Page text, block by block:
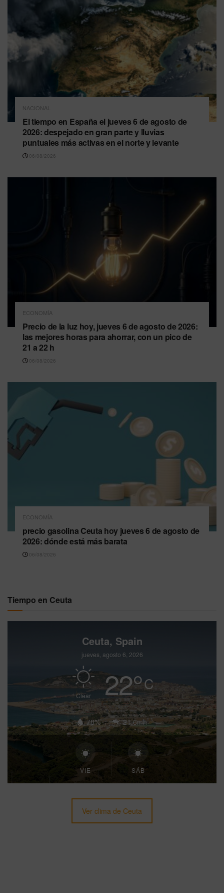
NACIONAL
El tiempo en España el jueves 6 de agosto de
2026: despejado en gran parte y lluvias
puntuales más activas en el norte y levante
06/08/2026
ECONOMÍA
Precio de la luz hoy, jueves 6 de agosto de 2026:
las mejores horas para ahorrar, con un pico de
21 a 22 h
06/08/2026
ECONOMÍA
precio gasolina Ceuta hoy jueves 6 de agosto de
2026: dónde está más barata
06/08/2026
Tiempo en Ceuta
Ceuta, Spain
jueves, agosto 6, 2026
Clear 22°C
78% 21.6mh
VIE SÁB
Ver clima de Ceuta